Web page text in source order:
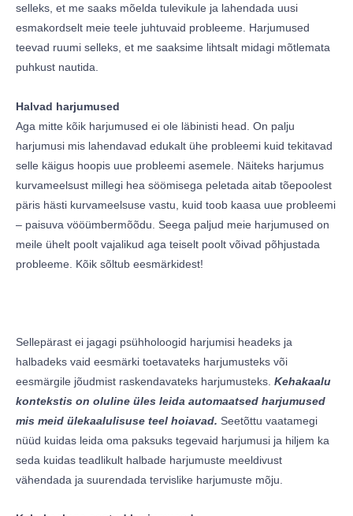
selleks, et me saaks mõelda tulevikule ja lahendada uusi
esmakordselt meie teele juhtuvaid probleeme. Harjumused
teevad ruumi selleks, et me saaksime lihtsalt midagi mõtlemata
puhkust nautida.
Halvad harjumused
Aga mitte kõik harjumused ei ole läbinisti head. On palju
harjumusi mis lahendavad edukalt ühe probleemi kuid tekitavad
selle käigus hoopis uue probleemi asemele. Näiteks harjumus
kurvameelsust millegi hea söömisega peletada aitab tõepoolest
päris hästi kurvameelsuse vastu, kuid toob kaasa uue probleemi
– paisuva vööümbermõõdu. Seega paljud meie harjumused on
meile ühelt poolt vajalikud aga teiselt poolt võivad põhjustada
probleeme. Kõik sõltub eesmärkidest!
Sellepärast ei jagagi psühholoogid harjumisi headeks ja
halbadeks vaid eesmärki toetavateks harjumusteks või
eesmärgile jõudmist raskendavateks harjumusteks. Kehakaalu
kontekstis on oluline üles leida automaatsed harjumused
mis meid ülekaalulisuse teel hoiavad. Seetõttu vaatamegi
nüüd kuidas leida oma paksuks tegevaid harjumusi ja hiljem ka
seda kuidas teadlikult halbade harjumuste meeldivust
vähendada ja suurendada tervislike harjumuste mõju.